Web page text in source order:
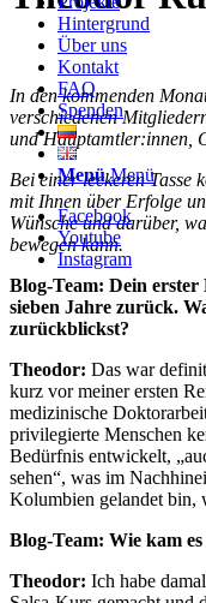
Hintergrund
Über uns
Kontakt
FAQ
Spenden
Menü Menü
Facebook
Youtube
Instagram
In den kommenden
verschiedenen
und Hauptamtler:innen,
Bei einer leckeren Tasse
mit Ihnen über Erfolge
Wünsche und darüber,
bewegen kann.
Blog-Team: Dein
sieben Jahre zurück.
zurückblickst?
Theodor: Das war
kurz vor meiner ersten
medizinische
privilegierte Menschen
Bedürfnis entwickelt,
sehen“, was im
Kolumbien gelandet bin,
Blog-Team: Wie kam es
Theodor: Ich habe